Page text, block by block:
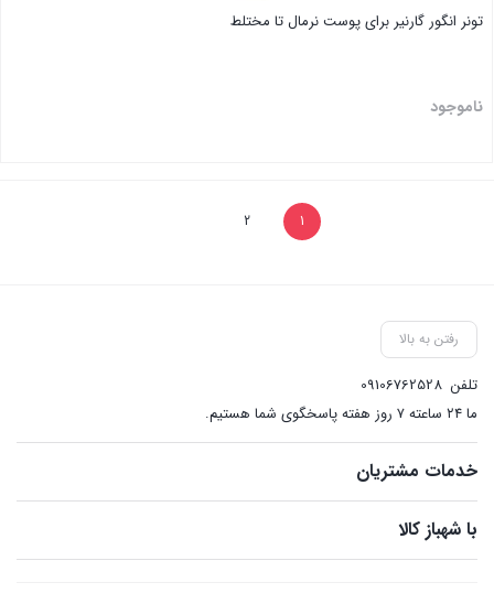
تونر انگور گارنیر برای پوست نرمال تا مختلط
ناموجود
1
2
رفتن به بالا
تلفن 09106762528
ما ۲۴ ساعته ۷ روز هفته پاسخگوی شما هستیم.
خدمات مشتریان
با شهباز کالا